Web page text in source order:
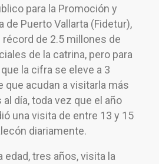
para la Promoción y
de Puerto Vallarta (Fidetur),
récord de 2.5 millones de
de la catrina, pero para
la cifra se eleve a 3
que acudan a visitarla más
día, toda vez que el año
una visita de entre 13 y 15
diariamente.
edad, tres años, visita la